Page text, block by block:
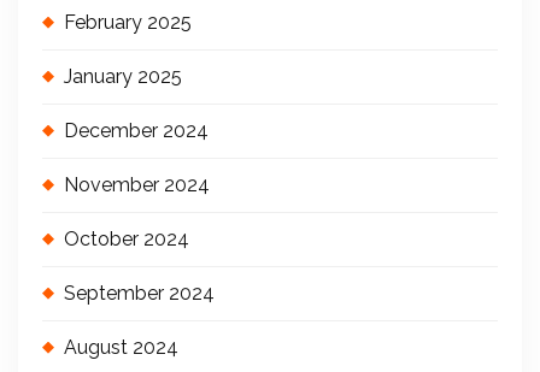
February 2025
January 2025
December 2024
November 2024
October 2024
September 2024
August 2024